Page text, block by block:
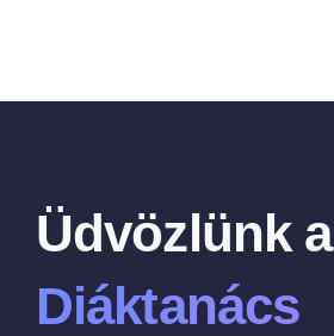
Üdvözlünk a
Diáktanács